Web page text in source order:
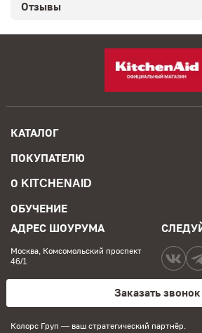
Отзывы
КАТАЛОГ
ПОКУПАТЕЛЮ
О KITCHENAID
ОБУЧЕНИЕ
АДРЕС ШОУРУМА
Москва, Комсомольский проспект
46/1
Заказать звонок
Колорс Груп — ваш стратегический партнёр.